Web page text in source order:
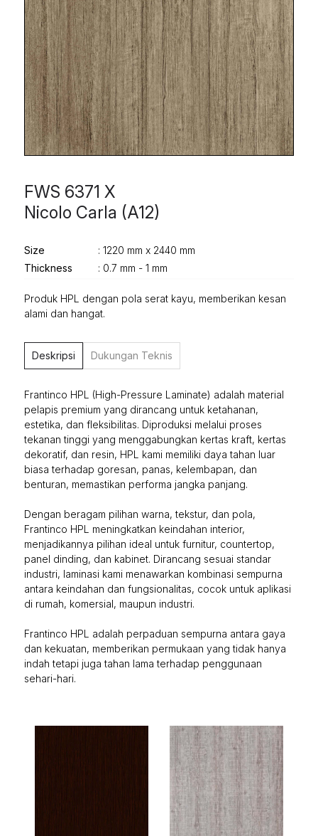
FWS 6371 X
Nicolo Carla (A12)
Size
: 1220 mm x 2440 mm
Thickness
: 0.7 mm - 1 mm
Produk HPL dengan pola serat kayu, memberikan kesan
alami dan hangat.
Deskripsi Dukungan Teknis
Frantinco HPL (High-Pressure Laminate) adalah material
pelapis premium yang dirancang untuk ketahanan,
estetika, dan fleksibilitas. Diproduksi melalui proses
tekanan tinggi yang menggabungkan kertas kraft, kertas
dekoratif, dan resin, HPL kami memiliki daya tahan luar
biasa terhadap goresan, panas, kelembapan, dan
benturan, memastikan performa jangka panjang.
Dengan beragam pilihan warna, tekstur, dan pola,
Frantinco HPL meningkatkan keindahan interior,
menjadikannya pilihan ideal untuk furnitur, countertop,
panel dinding, dan kabinet. Dirancang sesuai standar
industri, laminasi kami menawarkan kombinasi sempurna
antara keindahan dan fungsionalitas, cocok untuk aplikasi
di rumah, komersial, maupun industri.
Frantinco HPL adalah perpaduan sempurna antara gaya
dan kekuatan, memberikan permukaan yang tidak hanya
indah tetapi juga tahan lama terhadap penggunaan
sehari-hari.